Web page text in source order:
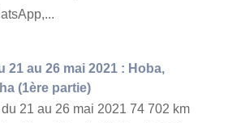
21 au 26 mai 2021 : Hoba,
(1ère partie)
21 au 26 mai 2021 74 702 km